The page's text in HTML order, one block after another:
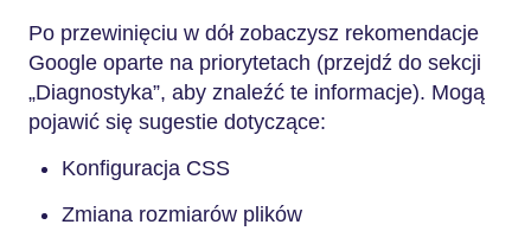
Po przewinięciu w dół zobaczysz rekomendacje
Google oparte na priorytetach (przejdź do sekcji
„Diagnostyka”, aby znaleźć te informacje). Mogą
pojawić się sugestie dotyczące:
Konfiguracja CSS
Zmiana rozmiarów plików